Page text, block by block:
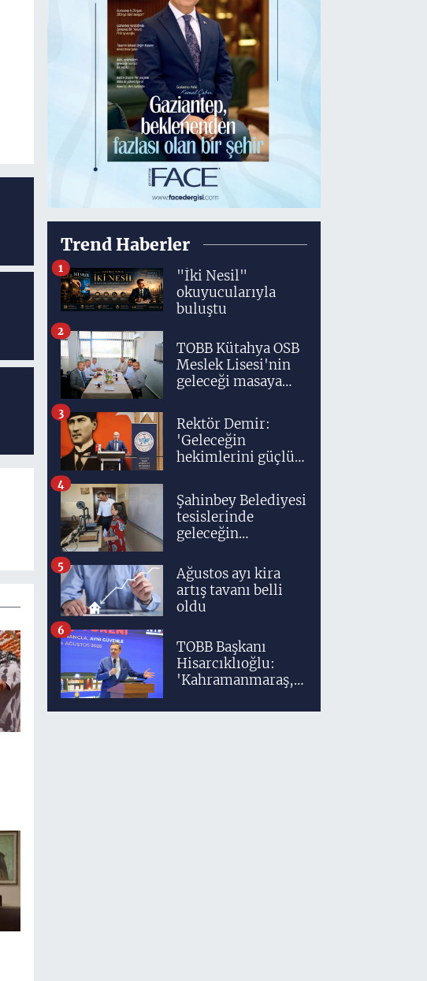
Trend Haberler
"İki Nesil"
okuyucularıyla
buluştu
1
TOBB Kütahya OSB
Meslek Lisesi'nin
geleceği masaya
2
Rektör Demir:
'Geleceğin
hekimlerini güçlü
klinik altyapıyla
yetiştiriyoruz'
3
Şahinbey Belediyesi
tesislerinde
geleceğin
teknolojiyle
yetişiyor
4
Ağustos ayı kira
artış tavanı belli
oldu
5
TOBB Başkanı
Hisarcıklıoğlu:
'Kahramanmaraş,
Türkiye
6